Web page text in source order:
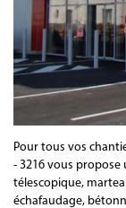
Pour tous vos
- 3216 vous
télescopique,
échafaudage,